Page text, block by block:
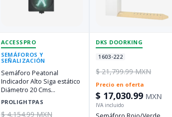
ACCESSPRO
SEMÁFOROS Y
SEÑALIZACIÓN
PROLIGHTPAS
Semáforo Peatonal
Indicador Alto Siga estático
Diámetro 20 Cms
PROLIGHTPAS ACCESSPRO
$ 4,154.99 MXN
DKS DOORKING
1603-222
$ 21,799.99 MXN
Precio en oferta
$ 17,030.99 MXN